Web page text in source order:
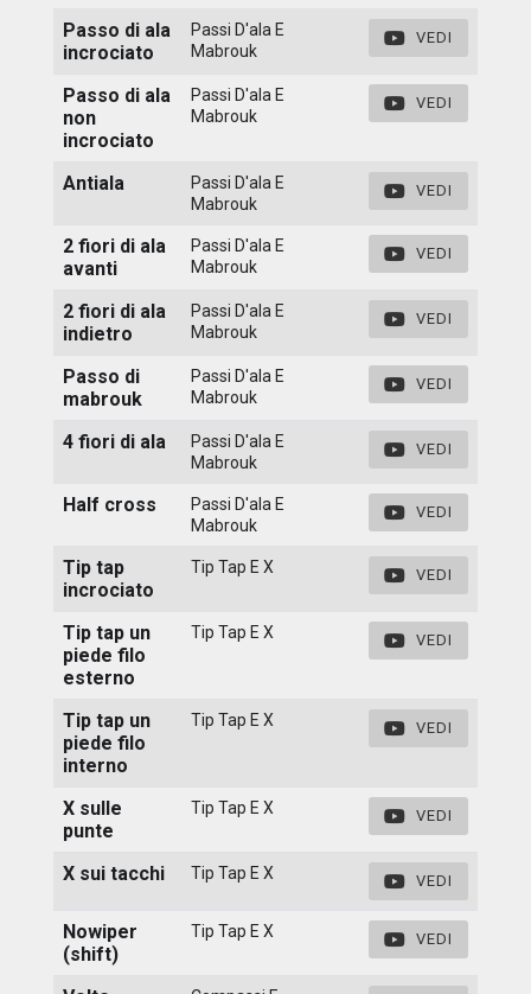
Passo di ala
incrociato
Passi D'ala E
Mabrouk
VEDI
Passo di ala
non
incrociato
Passi D'ala E
Mabrouk
VEDI
Antiala
Passi D'ala E
Mabrouk
VEDI
2 fiori di ala
avanti
Passi D'ala E
Mabrouk
VEDI
2 fiori di ala
indietro
Passi D'ala E
Mabrouk
VEDI
Passo di
mabrouk
Passi D'ala E
Mabrouk
VEDI
4 fiori di ala
Passi D'ala E
Mabrouk
VEDI
Half cross
Passi D'ala E
Mabrouk
VEDI
Tip tap
incrociato
Tip Tap E X VEDI
Tip tap un
piede filo
esterno
Tip Tap E X VEDI
Tip tap un
piede filo
interno
Tip Tap E X VEDI
X sulle
punte
Tip Tap E X VEDI
X sui tacchi Tip Tap E X VEDI
Nowiper
(shift)
Tip Tap E X VEDI